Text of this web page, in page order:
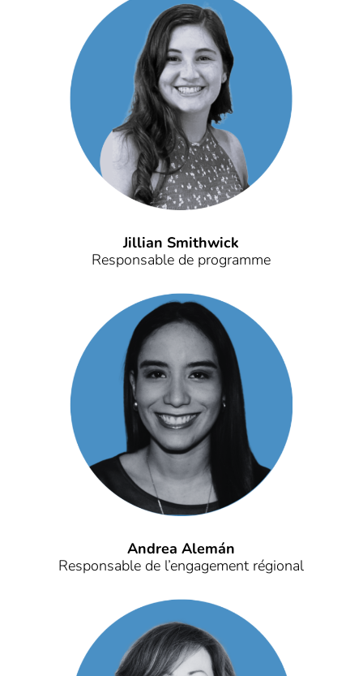
Jillian Smithwick
Responsable de programme
Andrea Alemán
Responsable de l’engagement régional